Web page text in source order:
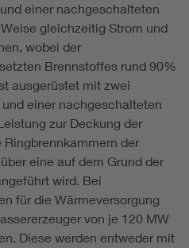
einer nachgeschalteten
gleichzeitig Strom und
wobei der
Brennstoffes rund 90%
ausgerüstet mit zwei
einer nachgeschalteten
zur Deckung der
der
eine auf dem Grund der
wird. Bei
für die Wärmeversorgung
von je 120 MW
Diese werden entweder mit